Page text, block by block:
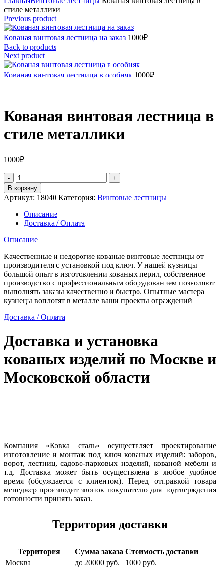
стиле металлики
Previous product
Кованая винтовая лестница на заказ 1000₽
Back to products
Next product
Кованая винтовая лестница в особняк 1000₽
Кованая винтовая лестница в
стиле металлики
1000₽
Количество
товара
Кованая
винтовая
лестница
в
стиле
металлики
В корзину
Артикул: 18040 Категория: Винтовые лестницы
Описание
Доставка / Оплата
Описание
Качественные и недорогие кованые винтовые лестницы от
производителя с установкой под ключ. У нашей кузницы
большой опыт в изготовлении кованых перил, собственное
производство с профессиональным оборудованием позволяют
выполнять заказы качественно и быстро. Опытные мастера
кузнецы воплотят в металле ваши проекты ограждений.
Доставка / Оплата
Доставка и установка
кованых изделий по Москве и
Московской области
Компания «Ковка сталь» осуществляет проектирование
изготовление и монтаж под ключ кованых изделий: заборов,
ворот, лестниц, садово-парковых изделий, кованой мебели и
т.д. Доставка может быть осуществлена в любое удобное
время (обсуждается с клиентом). Перед отправкой товара
менеджер производит звонок покупателю для подтверждения
готовности принять заказ.
Территория доставки
Территория Сумма заказа Стоимость доставки
Москва
до 20000 руб.
1000 руб.